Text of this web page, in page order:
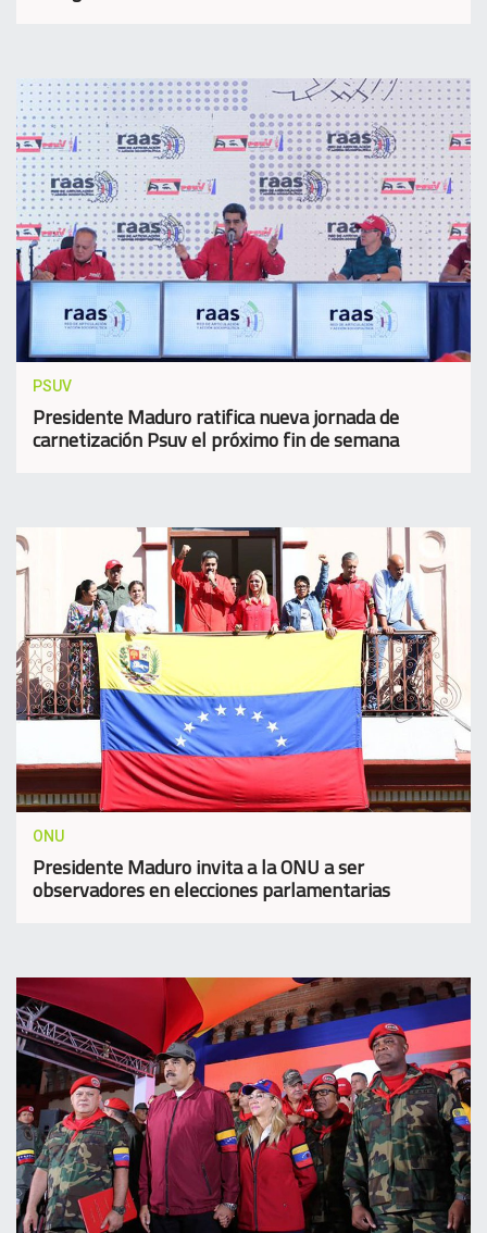
PSUV
Presidente Maduro ratifica nueva jornada de
carnetización Psuv el próximo fin de semana
ONU
Presidente Maduro invita a la ONU a ser
observadores en elecciones parlamentarias